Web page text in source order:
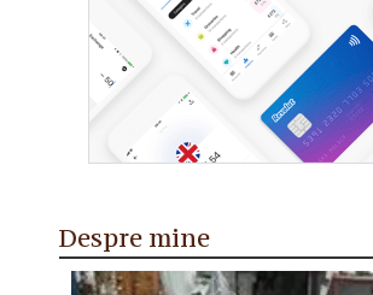
Despre mine